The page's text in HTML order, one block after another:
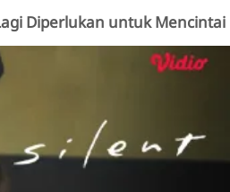
Diperlukan untuk Mencintai